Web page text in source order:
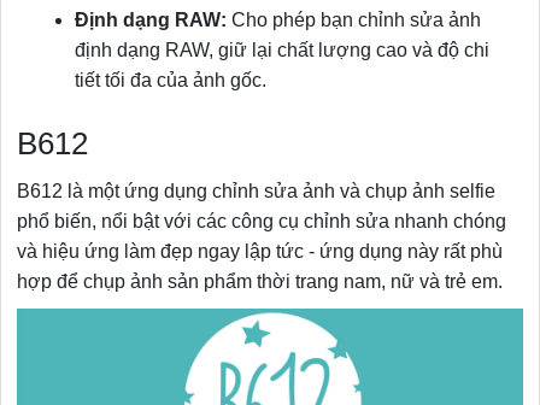
Định dạng RAW:Cho phép bạn chỉnh sửa ảnh
định dạng RAW, giữ lại chất lượng cao và độ chi
tiết tối đa của ảnh gốc.
B612
B612 là một ứng dụng chỉnh sửa ảnh và chụp ảnh selfie
phổ biến, nổi bật với các công cụ chỉnh sửa nhanh chóng
và hiệu ứng làm đẹp ngay lập tức - ứng dụng này rất phù
hợp để chụp ảnh sản phẩm thời trang nam, nữ và trẻ em.